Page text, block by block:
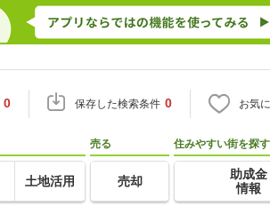
0 保存した検索条件 0 お気
土地活用
売る
売却
住みやすい街を探す
助成金
情報